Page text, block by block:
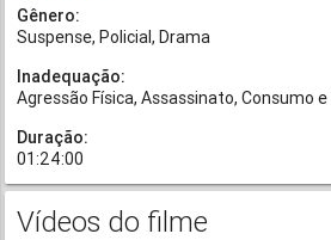
Gênero:
Suspense Policial Drama
Inadequação:
Agressão Física Assassinato Consumo
Duração:
01:24:00
Vídeos do filme